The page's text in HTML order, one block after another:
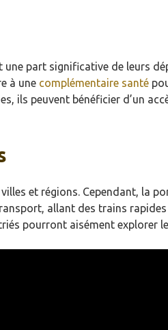
une part significative de leurs
à une complémentaire santé
ils peuvent bénéficier d’un
et régions. Cependant, la
allant des trains
pourront aisément explorer